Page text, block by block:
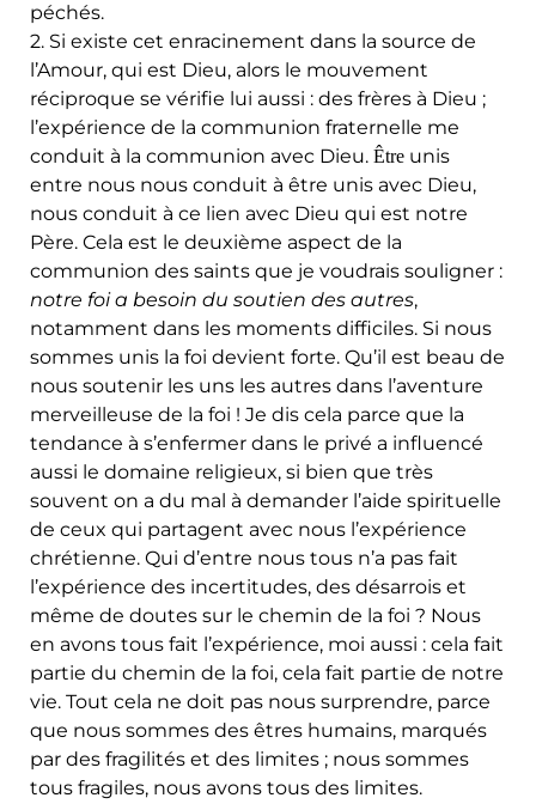
péchés.
2. Si existe cet enracinement dans la source de
l’Amour, qui est Dieu, alors le mouvement
réciproque se vérifie lui aussi : des frères à Dieu ;
l’expérience de la communion fraternelle me
conduit à la communion avec Dieu. Être unis
entre nous nous conduit à être unis avec Dieu,
nous conduit à ce lien avec Dieu qui est notre
Père. Cela est le deuxième aspect de la
communion des saints que je voudrais souligner :
notre foi a besoin du soutien des autres,
notamment dans les moments difficiles. Si nous
sommes unis la foi devient forte. Qu’il est beau de
nous soutenir les uns les autres dans l’aventure
merveilleuse de la foi ! Je dis cela parce que la
tendance à s’enfermer dans le privé a influencé
aussi le domaine religieux, si bien que très
souvent on a du mal à demander l’aide spirituelle
de ceux qui partagent avec nous l’expérience
chrétienne. Qui d’entre nous tous n’a pas fait
l’expérience des incertitudes, des désarrois et
même de doutes sur le chemin de la foi ? Nous
en avons tous fait l’expérience, moi aussi : cela fait
partie du chemin de la foi, cela fait partie de notre
vie. Tout cela ne doit pas nous surprendre, parce
que nous sommes des êtres humains, marqués
par des fragilités et des limites ; nous sommes
tous fragiles, nous avons tous des limites.